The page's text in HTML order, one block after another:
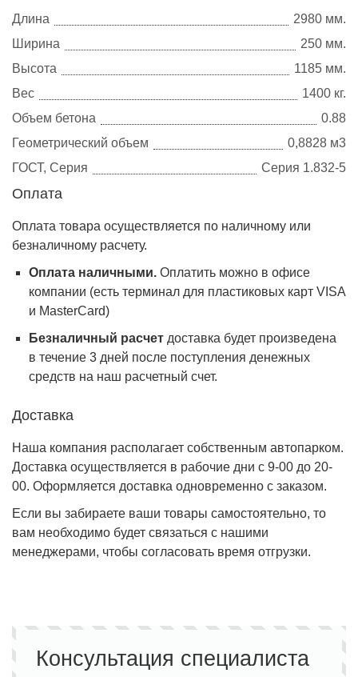
Длина
2980 мм.
Ширина
250 мм.
Высота
1185 мм.
Вес
1400 кг.
Объем бетона
0.88
Геометрический объем
0,8828 м3
ГОСТ, Серия
Серия 1.832-5
Оплата
Оплата товара осуществляется по наличному или
безналичному расчету.
Оплата наличными. Оплатить можно в офисе
компании (есть терминал для пластиковых карт VISA
и MasterCard)
Безналичный расчетдоставка будет произведена
в течение 3 дней после поступления денежных
средств на наш расчетный счет.
Доставка
Наша компания располагает собственным автопарком.
Доставка осуществляется в рабочие дни с 9-00 до 20-
00. Оформляется доставка одновременно с заказом.
Если вы забираете ваши товары самостоятельно, то
вам необходимо будет связаться с нашими
менеджерами, чтобы согласовать время отгрузки.
Консультация специалиста